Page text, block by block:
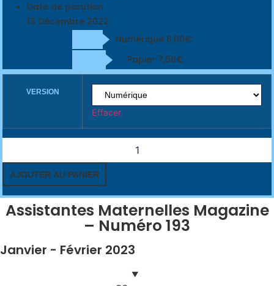
Date de parution
13 Décembre 2022
Numérique 6,00€
Papier 7,50€
VERSION
Effacer
Assistantes
Maternelles
Magazine
Numéro
193
AJOUTER AU PANIER
Assistantes Maternelles Magazine
– Numéro 193
Janvier - Février 2023